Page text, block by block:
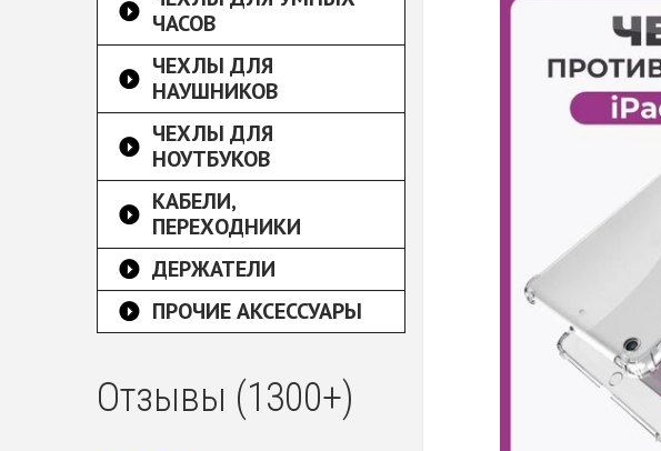
ЧАСОВ
ЧЕХЛЫ ДЛЯ
НАУШНИКОВ
ЧЕХЛЫ ДЛЯ
НОУТБУКОВ
КАБЕЛИ,
ПЕРЕХОДНИКИ
ДЕРЖАТЕЛИ
ПРОЧИЕ АКСЕССУАРЫ
Отзывы (1300+)